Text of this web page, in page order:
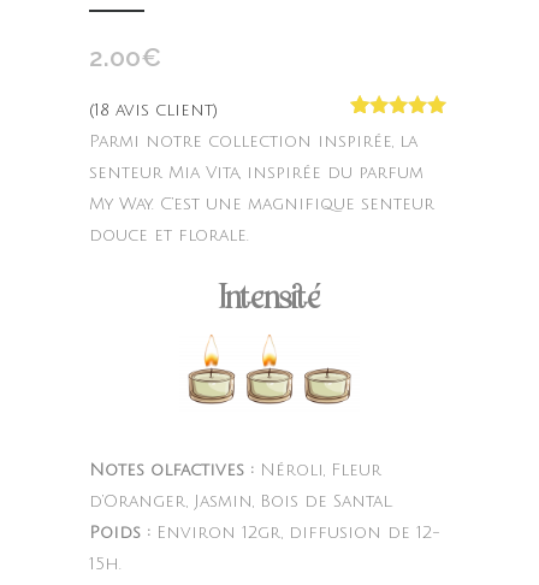
2.00€
Noté
sur 5
basé sur
client
(18 avis client)
Parmi notre collection inspirée, la
senteur Mia Vita, inspirée du parfum
My Way. C’est une magnifique senteur
douce et florale.
Intensité
Notes olfactives : Néroli, Fleur
d’Oranger, Jasmin, Bois de Santal.
Poids : Environ 12gr, diffusion de 12-
15h.